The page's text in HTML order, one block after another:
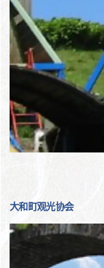
大和町观光协会